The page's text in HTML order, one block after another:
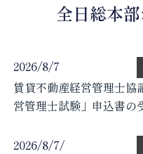
全日総本
2026/8/7
賃貸不動産経営管理士協
営管理士試験」申込書の
2026/8/7/